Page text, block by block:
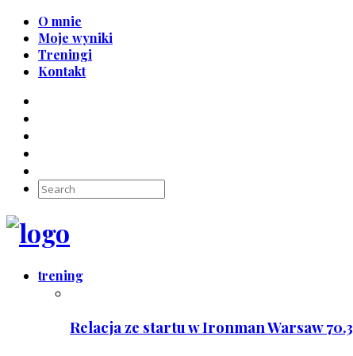
O mnie
Moje wyniki
Treningi
Kontakt
trening
Relacja ze startu w Ironman Warsaw 70.3